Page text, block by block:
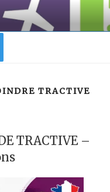
TRACTIVE
TRACTIVE –